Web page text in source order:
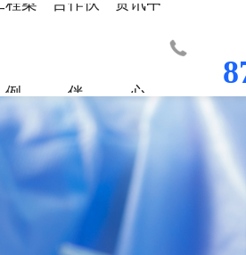
介 荣誉资质
发展历程
员工风采
事业部 城市更新事业部
制材料 混凝土外加剂
防水/防腐涂料
修缮材料
料
队 科研平台
程案
例
工程 桥梁隧道工程
纽工程 水利水电工程
腐工程 机场码头工程
合作伙
伴
伴
资讯中
心
闻 行业新闻
联系我们